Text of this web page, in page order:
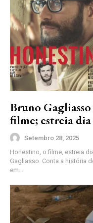
Bruno
filme; estreia
Setembro 28, 2025
Honestino, o filme, estreia
Gagliasso. Conta a história
em...